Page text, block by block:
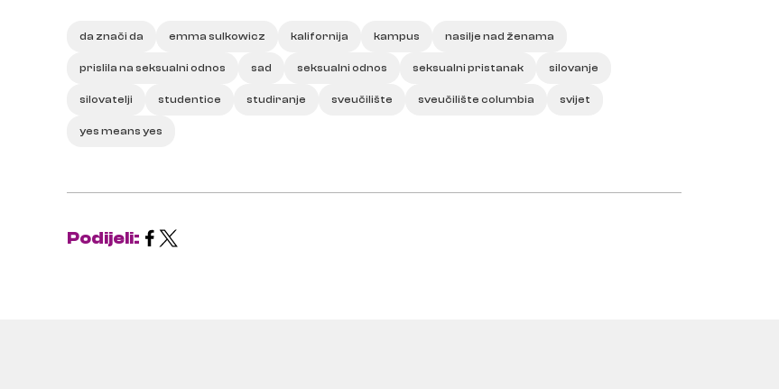
da znači da emma sulkowicz kalifornija kampus nasilje nad ženama
prislila na seksualni odnos sad seksualni odnos seksualni pristanak silovanje
silovatelji studentice studiranje sveučilište sveučilište columbia svijet
yes means yes
Podijeli: